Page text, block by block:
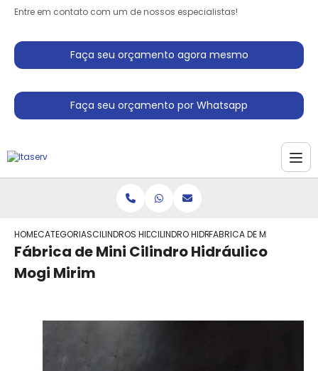
Entre em contato com um de nossos especialistas!
Faça seu orçamento agora mesmo
Faça seu orçamento por Whatsapp
HOMECATEGORIASCILINDROS HIDRAULICOCILINDRO HIDRAULICO TELESCOPICO
FABRICA DE MINI
Fábrica de Mini Cilindro Hidráulico
Mogi Mirim